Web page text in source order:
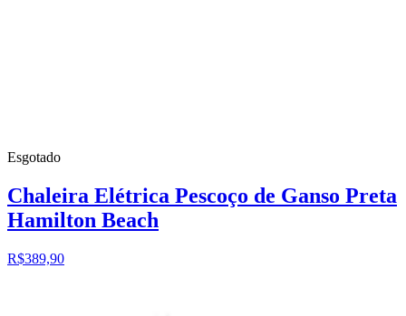
Esgotado
Chaleira Elétrica Pescoço de Ganso Preta
Hamilton Beach
R$389,90